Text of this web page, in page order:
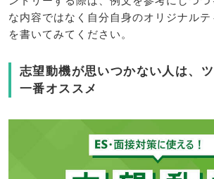
な内容ではなく自分自身のオリジナル
を書いてみてください。
志望動機が思いつかない人は、
一番オススメ